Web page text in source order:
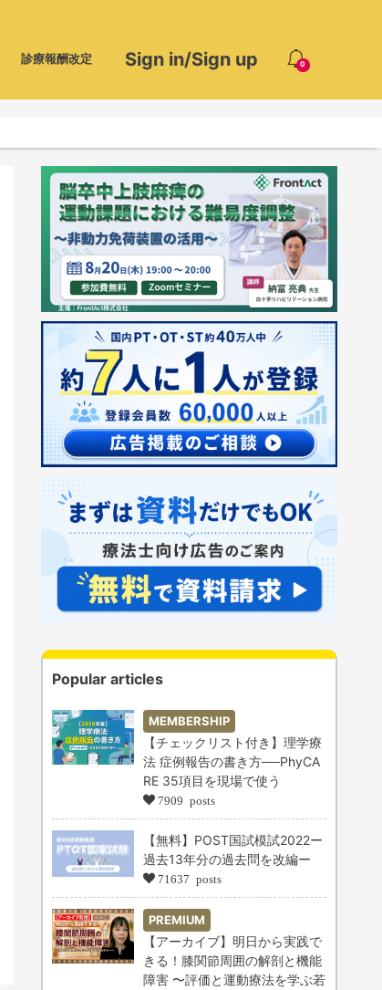
0
Sign in/Sign up
診療報酬改定
Popular articles
MEMBERSHIP
【チェックリスト付き】理学療
法 症例報告の書き方──PhyCA
RE 35項目を現場で使う
7909 posts
【無料】POST国試模試2022ー
過去13年分の過去問を改編ー
71637 posts
PREMIUM
【アーカイブ】明日から実践で
きる！膝関節周囲の解剖と機能
障害 〜評価と運動療法を学ぶ若